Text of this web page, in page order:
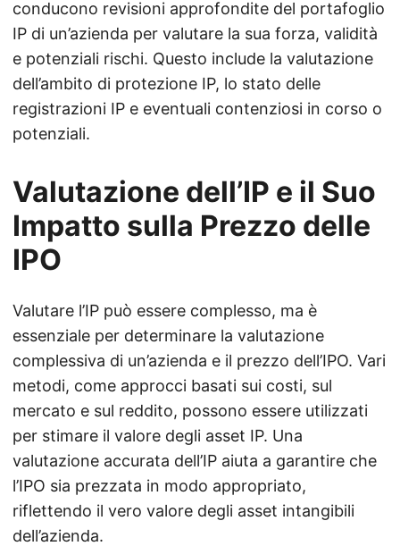
conducono revisioni approfondite del portafoglio
IP di un’azienda per valutare la sua forza, validità
e potenziali rischi. Questo include la valutazione
dell’ambito di protezione IP, lo stato delle
registrazioni IP e eventuali contenziosi in corso o
potenziali.
Valutazione dell’IP e il Suo
Impatto sulla Prezzo delle
IPO
Valutare l’IP può essere complesso, ma è
essenziale per determinare la valutazione
complessiva di un’azienda e il prezzo dell’IPO. Vari
metodi, come approcci basati sui costi, sul
mercato e sul reddito, possono essere utilizzati
per stimare il valore degli asset IP. Una
valutazione accurata dell’IP aiuta a garantire che
l’IPO sia prezzata in modo appropriato,
riflettendo il vero valore degli asset intangibili
dell’azienda.